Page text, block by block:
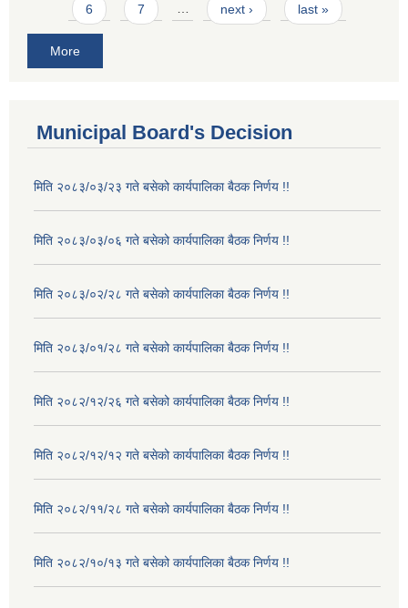
6 7 … next › last »
More
Municipal Board's Decision
मिति २०८३/०३/२३ गते बसेको कार्यपालिका बैठक निर्णय !!
मिति २०८३/०३/०६ गते बसेको कार्यपालिका बैठक निर्णय !!
मिति २०८३/०२/२८ गते बसेको कार्यपालिका बैठक निर्णय !!
मिति २०८३/०१/२८ गते बसेको कार्यपालिका बैठक निर्णय !!
मिति २०८२/१२/२६ गते बसेको कार्यपालिका बैठक निर्णय !!
मिति २०८२/१२/१२ गते बसेको कार्यपालिका बैठक निर्णय !!
मिति २०८२/११/२८ गते बसेको कार्यपालिका बैठक निर्णय !!
मिति २०८२/१०/१३ गते बसेको कार्यपालिका बैठक निर्णय !!